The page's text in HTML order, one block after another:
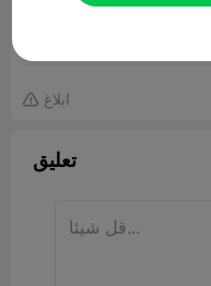
ذو صلة
 ابلاغ
تعليق